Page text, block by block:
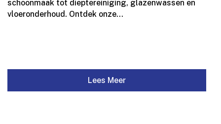
schoonmaak tot dieptereiniging, glazenwassen en
vloeronderhoud.​ Ontdek onze...
Lees Meer